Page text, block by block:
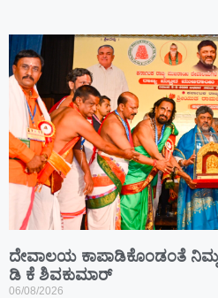
ದೇವಾಲಯ ಕಾಪಾಡಿಕೊಂಡಂತೆ ನಿಮ್ಮ
ಡಿ ಕೆ ಶಿವಕುಮಾರ್
06/08/2026